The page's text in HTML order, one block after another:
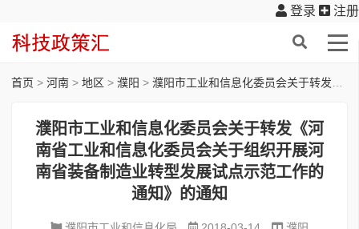
登录 注册
首页 > 河南 > 地区 > 濮阳 > 濮阳市工业和信息化委员会关于转发《河南省工业和信息化委员会关于组织开展河南省装备制造业转型发展试点示范工作的通知》的通知
濮阳市工业和信息化委员会关于转发《河
南省工业和信息化委员会关于组织开展河
南省装备制造业转型发展试点示范工作的
通知》的通知